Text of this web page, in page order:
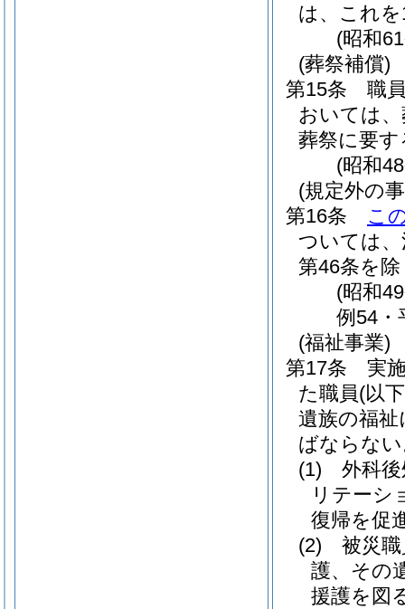
は、これ
(昭和
(葬祭補償)
第15条
職
おいては
葬祭に要
(昭和
(規定外の
第16条
こ
ついては
第46条を
(昭和
例54・
(福祉事業)
第17条
実
た職員(以下
遺族の福
ばならな
(1)
外科
リテーシ
復帰を促
(2)
被災
護、その
援護を図